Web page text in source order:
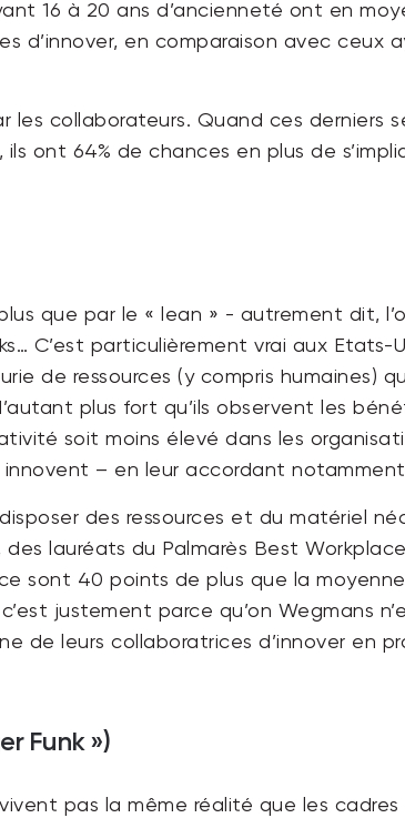
16 à 20 ans d’ancienneté ont en
d’innover, en comparaison avec ceux
les collaborateurs. Quand ces derniers
ont 64% de chances en plus de
que par le « lean » - autrement dit,
C’est particulièrement vrai aux Etats-
de ressources (y compris humaines)
plus fort qu’ils observent les
soit moins élevé dans les
– en leur accordant
des ressources et du matériel
lauréats du Palmarès Best
sont 40 points de plus que la
c’est justement parce qu’on Wegmans
de leurs collaboratrices d’innover en
Funk »)
pas la même réalité que les cadres